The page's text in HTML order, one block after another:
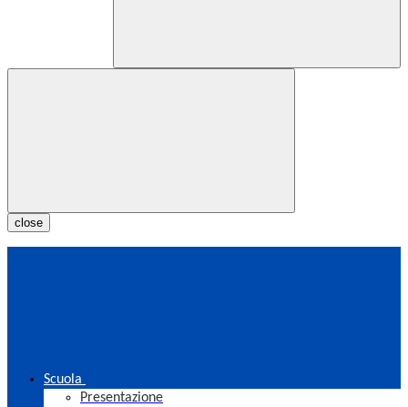
close
Scuola
Presentazione